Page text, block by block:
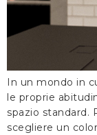
In un mondo in
le proprie
spazio standard.
scegliere un